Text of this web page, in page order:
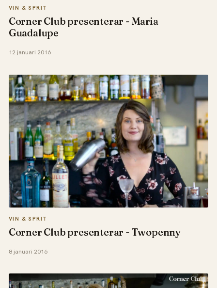
VIN & SPRIT
Corner Club presenterar - Maria
Guadalupe
12 januari 2016
VIN & SPRIT
Corner Club presenterar - Twopenny
8 januari 2016